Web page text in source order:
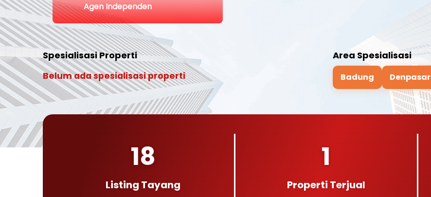
Agen Independen
Spesialisasi Properti
Belum ada spesialisasi properti
Area Spesialisasi
Badung Denpasar
18
Listing Tayang
1
Properti Terjual